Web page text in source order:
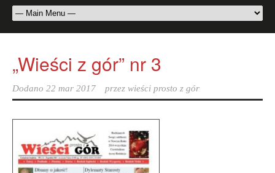
„Wieści z gór” nr 3
Dodano 22 mar 2017 przez wieści prosto z gór